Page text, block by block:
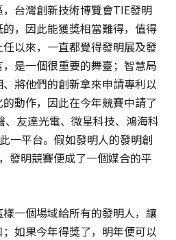
台灣創新技術博覽會TIE發明
，因此能獲獎相當難得，值得
以來，一直都覺得發明展及發
是一個很重要的舞臺；智慧局
將他們的創新拿來申請專利以
動作，因此在今年競賽中請了
友達光電、微星科技、鴻海科
一平台。假如發明人的發明創
發明競賽便成了一個媒合的平
一個場域給所有的發明人，讓
如果今年得獎了，明年便可以